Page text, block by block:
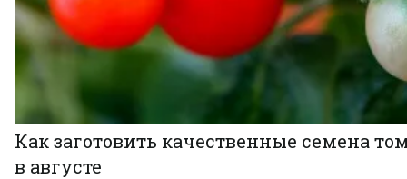
Как заготовить качественные семена
в августе